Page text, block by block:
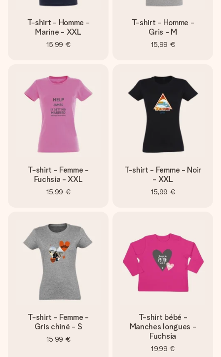
T-shirt - Homme -
Marine - XXL
15,99 €
T-shirt - Homme -
Gris - M
15,99 €
T-shirt - Femme -
Fuchsia - XXL
15,99 €
T-shirt - Femme - Noir
- XXL
15,99 €
T-shirt - Femme -
Gris chiné - S
15,99 €
T-shirt bébé -
Manches longues -
Fuchsia
19,99 €